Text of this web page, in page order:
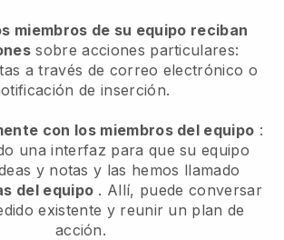
miembros de su equipo reciban
sobre acciones particulares:
a través de correo electrónico o
de inserción.
con los miembros del equipo :
una interfaz para que su equipo
y notas y las hemos llamado
del equipo . Allí, puede conversar
existente y reunir un plan de
acción.